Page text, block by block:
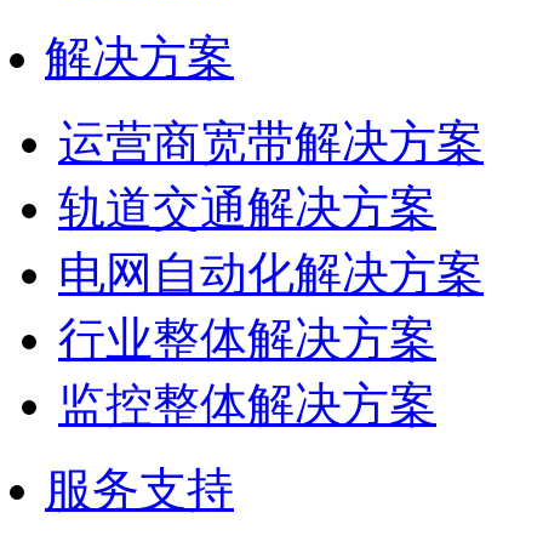
解决方案
运营商宽带解决方案
轨道交通解决方案
电网自动化解决方案
行业整体解决方案
监控整体解决方案
服务支持